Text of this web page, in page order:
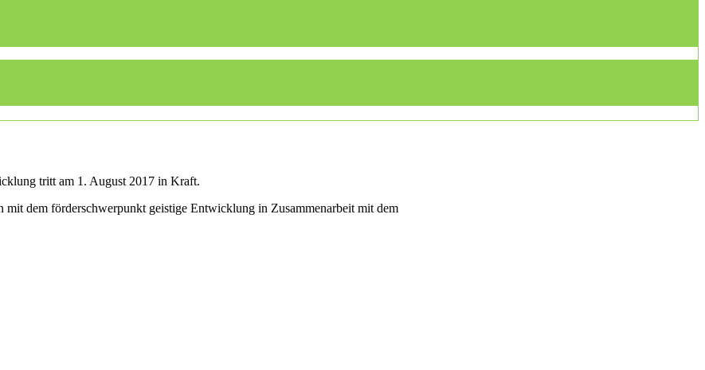
tritt am 1. August 2017 in Kraft.
dem förderschwerpunkt geistige Entwicklung in Zusammenarbeit mit dem